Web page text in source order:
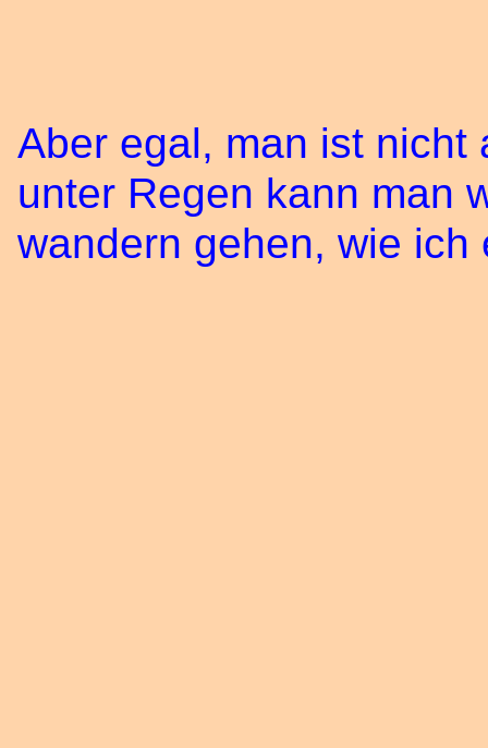
Aber egal, man ist nicht
unter Regen kann man
wandern gehen, wie